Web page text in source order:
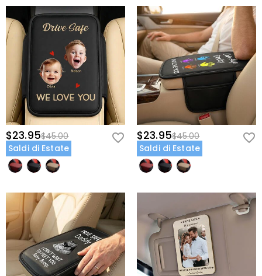
ad alta elasticità che si avvolgono saldamente attorno a qualsiasi
consolle centrale standard in secondi senza scivolare o arricciarsi.
Dagli un motivo per sorridere ad ogni miglio—personalizza il suo
copriarmadio "Guida in Sicurezza" oggi.
$23.95$45.00
Saldi di Estate
$23.95$45.00
Saldi di Estate